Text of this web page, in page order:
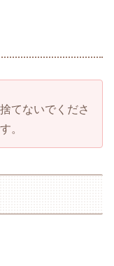
てないでくださ
。